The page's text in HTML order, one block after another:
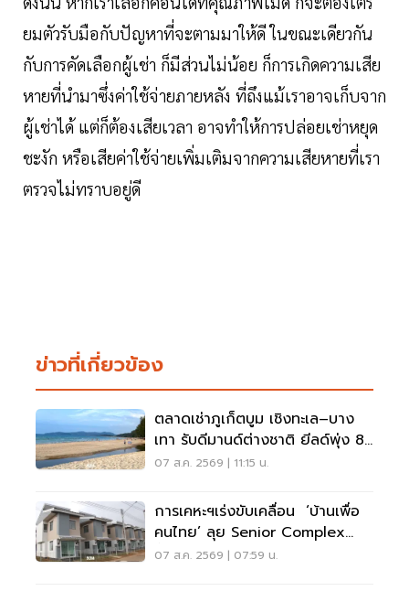
ยมตัวรับมือกับปัญหาที่จะตามมาให้ดี ในขณะเดียวกัน
กับการคัดเลือกผู้เช่า ก็มีส่วนไม่น้อย ก็การเกิดความเสีย
หายที่นำมาซึ่งค่าใช้จ่ายภายหลัง ที่ถึงแม้เราอาจเก็บจาก
ผู้เช่าได้ แต่ก็ต้องเสียเวลา อาจทำให้การปล่อยเช่าหยุด
ชะงัก หรือเสียค่าใช้จ่ายเพิ่มเติมจากความเสียหายที่เรา
ตรวจไม่ทราบอยู่ดี
ข่าวที่เกี่ยวข้อง
ตลาดเช่าภูเก็ตบูม เชิงทะเล–บาง
เทา รับดีมานด์ต่างชาติ ยีลด์พุ่ง 8-
12%
07 ส.ค. 2569 | 11:15 น.
การเคหะฯเร่งขับเคลื่อน ‘บ้านเพื่อ
คนไทย’ ลุย Senior Complex
ฟื้นฟูเมือง
07 ส.ค. 2569 | 07:59 น.